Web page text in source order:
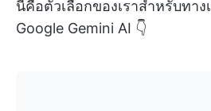
นี่คือตัวเลือกของเราสำหรับทา
Google Gemini AI 👇